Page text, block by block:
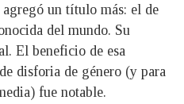
un título más: el de
del mundo. Su
El beneficio de esa
disforia de género (y para
fue notable.